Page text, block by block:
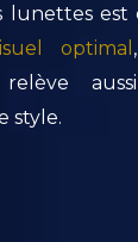
lunettes est
optimal
style.